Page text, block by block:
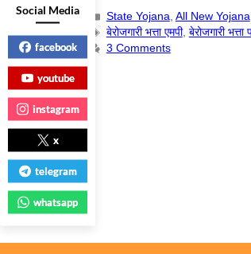
State Yojana, All New Yojana
बेरोजगारी भत्ता एमपी, बेरोजगारी भत्ता
3 Comments
Social Media
facebook
youtube
instagram
x
telegram
whatsapp